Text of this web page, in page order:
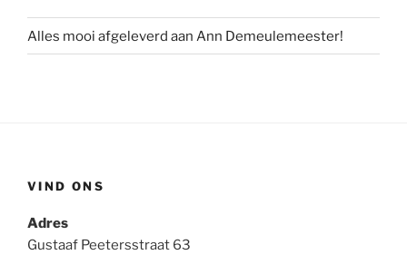
Alles mooi afgeleverd aan Ann Demeulemeester!
VIND ONS
Adres
Gustaaf Peetersstraat 63